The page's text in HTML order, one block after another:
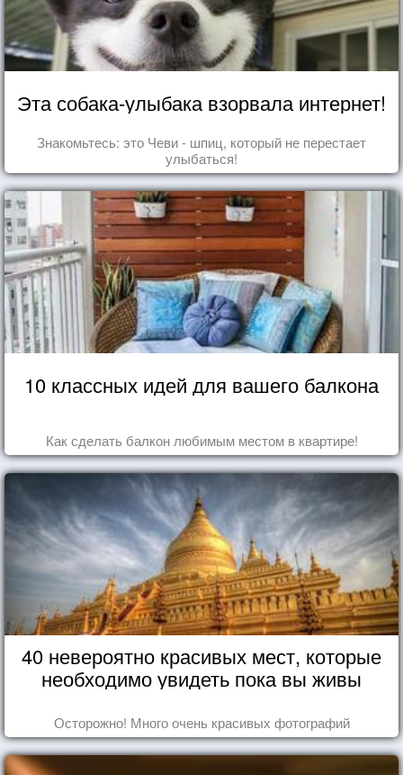
Эта собака-улыбака взорвала интернет!
Знакомьтесь: это Чеви - шпиц, который не перестает
улыбаться!
10 классных идей для вашего балкона
Как сделать балкон любимым местом в квартире!
40 невероятно красивых мест, которые
необходимо увидеть пока вы живы
Осторожно! Много очень красивых фотографий